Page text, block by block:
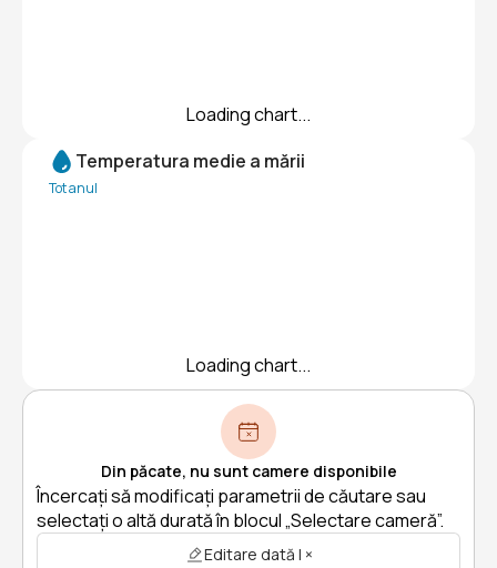
Loading chart...
Temperatura medie a mării
Tot anul
Loading chart...
Din păcate, nu sunt camere disponibile
Încercați să modificați parametrii de căutare sau
selectați o altă durată în blocul „Selectare cameră”.
Editare dată | ×